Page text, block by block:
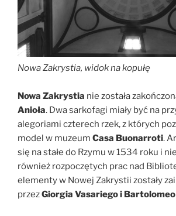
Nowa Zakrystia, widok na kopułę
Nowa Zakrystia nie została
Anioła. Dwa sarkofagi miały być na
alegoriami czterech rzek, z których
model w muzeum Casa Buonarroti.
się na stałe do Rzymu w 1534 roku i
również rozpoczętych prac nad
elementy w Nowej Zakrystii zostały
przezGiorgia Vasariego i